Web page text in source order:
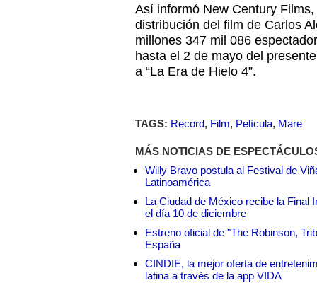
Así informó New Century
distribución del film de Carlos
millones 347 mil 086
hasta el 2 de mayo del
a “La Era de Hielo 4”.
TAGS: Record, Film, Película, Mare
MÁS NOTICIAS DE
Willy Bravo postula al Festival de
Latinoamérica
La Ciudad de México recibe la Final
el día 10 de diciembre
Estreno oficial de "The Robinson,
España
CINDIE, la mejor oferta de
latina a través de la app VIDA